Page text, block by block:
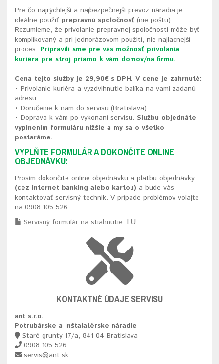
Pre čo najrýchlejší a najbezpečnejší prevoz náradia je
ideálne použiť prepravnú spoločnosť (nie poštu).
Rozumieme, že privolanie prepravnej spoločnosti môže byť
komplikovaný a pri jednorázovom použití, nie najlacnejší
proces. Pripravili sme pre vás možnosť privolania
kuriéra pre stroj priamo k vám domov/na firmu.
Cena tejto služby je 29,90€ s DPH. V cene je zahrnuté:
• Privolanie kuriéra a vyzdvihnutie balíka na vami zadanú
adresu
• Doručenie k nám do servisu (Bratislava)
• Doprava k vám po vykonaní servisu. Službu objednáte
vyplnením formuláru nižšie a my sa o všetko
postaráme.
VYPLŇTE FORMULÁR A DOKONČITE ONLINE
OBJEDNÁVKU:
Prosím dokončite online objednávku a platbu objednávky
(cez internet banking alebo kartou) a bude vás
kontaktovať servisný technik. V prípade problémov volajte
na 0908 105 526.
Servisný formulár na stiahnutie TU
KONTAKTNÉ ÚDAJE SERVISU
ant s.r.o.
Potrubárske a inštalatérske náradie
Staré grunty 17/a, 841 04 Bratislava
0908 105 526
servis@ant.sk